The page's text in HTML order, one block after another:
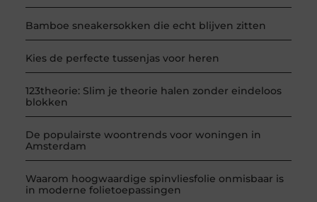
Bamboe sneakersokken die echt blijven zitten
Kies de perfecte tussenjas voor heren
123theorie: Slim je theorie halen zonder eindeloos
blokken
De populairste woontrends voor woningen in
Amsterdam
Waarom hoogwaardige spinvliesfolie onmisbaar is
in moderne folietoepassingen